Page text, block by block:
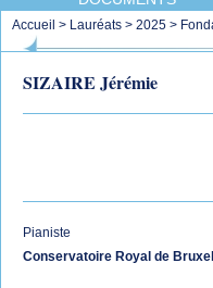
Accueil > Lauréats > 2025 >
SIZAIRE Jérémie
Pianiste
Conservatoire Royal de